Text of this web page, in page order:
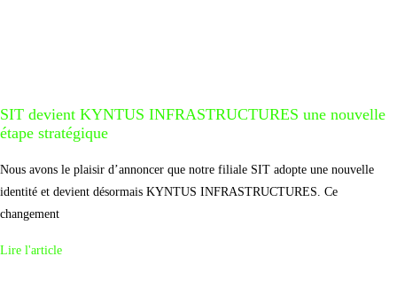
SIT devient KYNTUS INFRASTRUCTURES une nouvelle
étape stratégique
Nous avons le plaisir d’annoncer que notre filiale SIT adopte une nouvelle
identité et devient désormais KYNTUS INFRASTRUCTURES. Ce
changement
Lire l'article